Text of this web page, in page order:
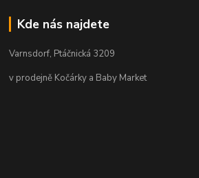
Kde nás najdete
Varnsdorf, Ptáčnická 3209
v prodejně Kočárky a Baby Market